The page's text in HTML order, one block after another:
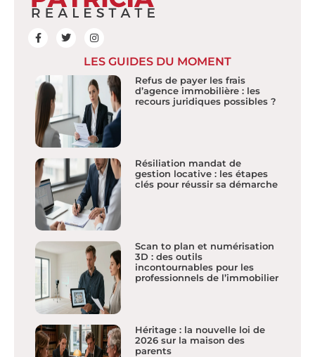
LES GUIDES DU MOMENT
Refus de payer les frais
d’agence immobilière : les
recours juridiques possibles ?
Résiliation mandat de
gestion locative : les étapes
clés pour réussir sa démarche
Scan to plan et numérisation
3D : des outils
incontournables pour les
professionnels de l’immobilier
Héritage : la nouvelle loi de
2026 sur la maison des
parents